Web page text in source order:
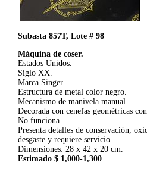
Subasta 857T, Lote # 98
Máquina de coser.
Estados Unidos.
Siglo XX.
Marca Singer.
Estructura de metal color negro.
Mecanismo de manivela manual.
Decorada con cenefas geométricas
No funciona.
Presenta detalles de conservación,
desgaste y requiere servicio.
Dimensiones: 28 x 42 x 20 cm.
Estimado $ 1,000-1,300